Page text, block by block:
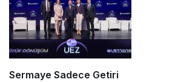
Sermaye Sadece Getiri